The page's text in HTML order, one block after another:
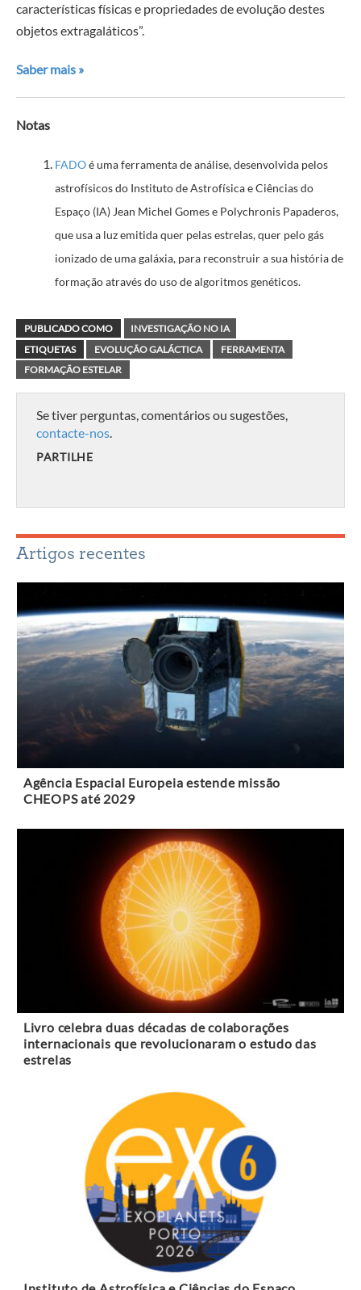
características físicas e propriedades de evolução destes
objetos extragaláticos”.
Saber mais »
Notas
FADOé uma ferramenta de análise, desenvolvida pelos
astrofísicos do Instituto de Astrofísica e Ciências do
Espaço (IA) Jean Michel Gomes e Polychronis Papaderos,
que usa a luz emitida quer pelas estrelas, quer pelo gás
ionizado de uma galáxia, para reconstruir a sua história de
formação através do uso de algoritmos genéticos.
PUBLICADO COMO
INVESTIGAÇÃO NO IA
ETIQUETAS
EVOLUÇÃO GALÁCTICA
FERRAMENTA
FORMAÇÃO ESTELAR
Se tiver perguntas, comentários ou sugestões,
contacte-nos.
PARTILHE
Artigos recentes
Agência Espacial Europeia estende missão
CHEOPS até 2029
Livro celebra duas décadas de colaborações
internacionais que revolucionaram o estudo das
estrelas